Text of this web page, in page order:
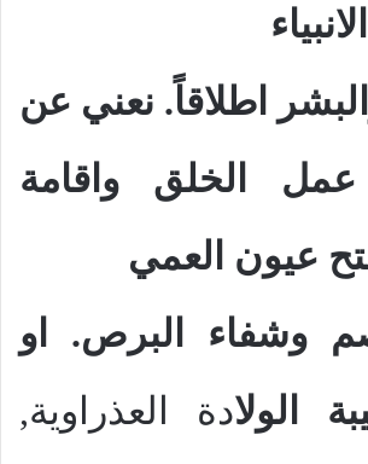
اطلاقاً. نعني عن
عمل الخلق واقامة
عيون العمي
وشفاء البرص. او
الولادة العذراوية,